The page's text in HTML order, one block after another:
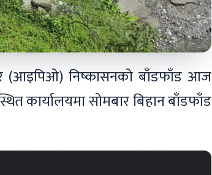
(आइपिओ) निष्कासनको बाँडफाँड आज
कार्यालयमा सोमबार बिहान बाँडफाँड